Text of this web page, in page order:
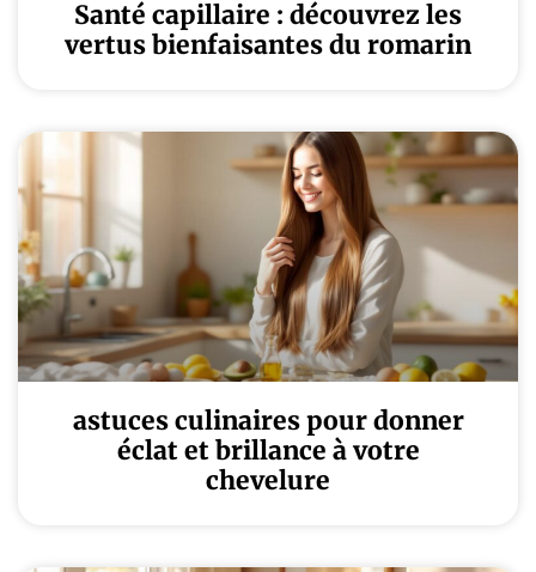
Santé capillaire : découvrez les
vertus bienfaisantes du romarin
astuces culinaires pour donner
éclat et brillance à votre
chevelure